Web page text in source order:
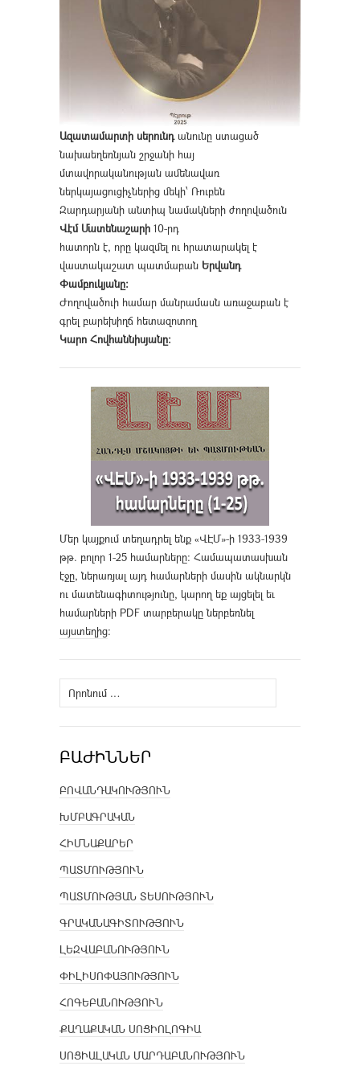
Ազատամարտի սերունդանունը ստացած
նախաեղեռնյան շրջանի հայ
մտավորականության ամենավառ
ներկայացուցիչներից մեկի՝ Ռուբեն
Զարդարյանի անտիպ նամակների ժողովածուն
Վէմ Մատենաշարի 10-րդ
հատորն է, որը կազմել ու հրատարակել է
վաստակաշատ պատմաբան Երվանդ
Փամբուկյանը։
Ժողովածուի համար մանրամասն առաջաբան է
գրել բարեխիղճ հետազոտող
Կարո Հովհաննիսյանը։
Մեր կայքում տեղադրել ենք «ՎԷՄ»-ի 1933-1939
թթ. բոլոր 1-25 համարները։ Համապատասխան
էջը, ներառյալ այդ համարների մասին ակնարկն
ու մատենագիտությունը, կարող եք այցելել եւ
համարների PDF տարբերակը ներբեռնել
այստեղից։
Որոնել՝
ԲԱԺԻՆՆԵՐ
ԲՈՎԱՆԴԱԿՈՒԹՅՈՒՆ
ԽՄԲԱԳՐԱԿԱՆ
ՀԻՄՆԱՔԱՐԵՐ
ՊԱՏՄՈՒԹՅՈՒՆ
ՊԱՏՄՈՒԹՅԱՆ ՏԵՍՈՒԹՅՈՒՆ
ԳՐԱԿԱՆԱԳԻՏՈՒԹՅՈՒՆ
ԼԵԶՎԱԲԱՆՈՒԹՅՈՒՆ
ՓԻԼԻՍՈՓԱՅՈՒԹՅՈՒՆ
ՀՈԳԵԲԱՆՈՒԹՅՈՒՆ
ՔԱՂԱՔԱԿԱՆ ՍՈՑԻՈԼՈԳԻԱ
ՍՈՑԻԱԼԱԿԱՆ ՄԱՐԴԱԲԱՆՈՒԹՅՈՒՆ